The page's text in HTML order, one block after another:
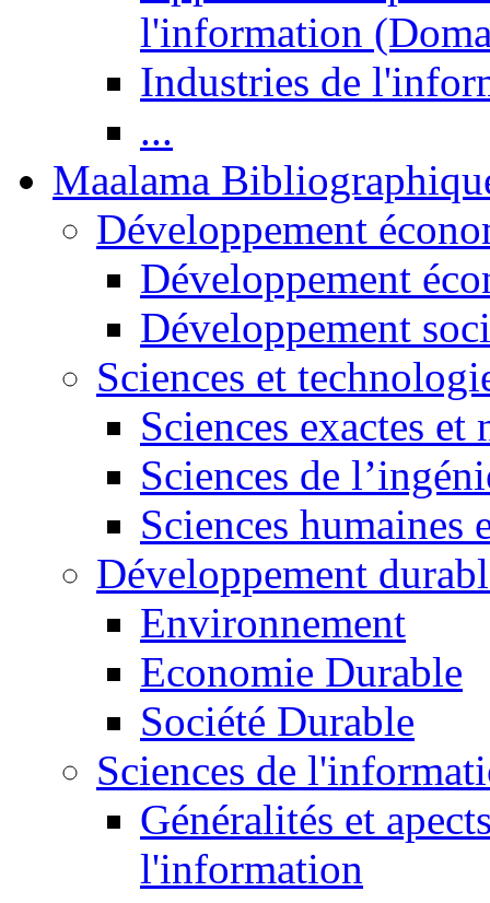
l'information
Industries de
...
Maalama
Développement
Développement
Développement
Sciences et
Sciences exactes et
Sciences de
Sciences humaines
Développement
Environnement
Economie Durable
Société Durable
Sciences de
Généralités et
l'information